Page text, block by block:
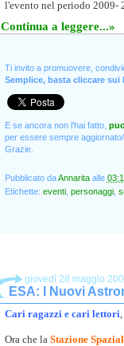
l'evento nel periodo 2009-
Continua a leggere...»
Ti invito a promuovere,
Semplice, basta cliccare
E se ancora non l'hai fatto,
per essere sempre
Grazie.
Pubblicato daAnnarita alle
Etichette: eventi, personaggi,
giovedì 28 maggio
ESA: I Nuovi
Cari ragazzi e cari lettori
Ora che la Stazione